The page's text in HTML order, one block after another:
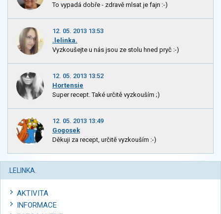
To vypadá dobře - zdravě mlsat je fajn :-)
12. 05. 2013 13:53
.lelinka.
Vyzkoušejte u nás jsou ze stolu hned pryč :-)
12. 05. 2013 13:52
Hortensie
Super recept. Také určitě vyzkouším ;)
12. 05. 2013 13:49
Gogosek
Děkuji za recept, určitě vyzkouším :-)
.LELINKA.
AKTIVITA
INFORMACE